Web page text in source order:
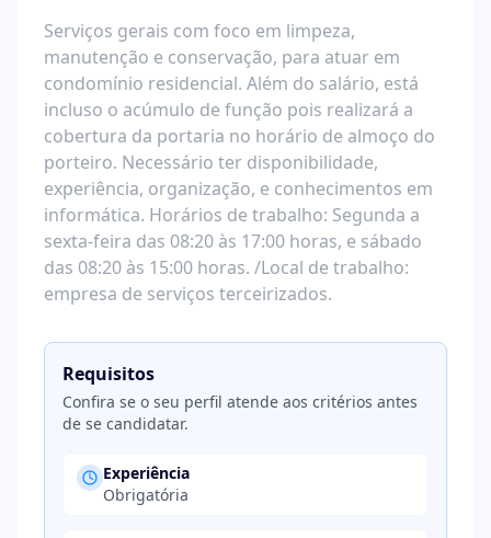
Serviços gerais com foco em limpeza,
manutenção e conservação, para atuar em
condomínio residencial. Além do salário, está
incluso o acúmulo de função pois realizará a
cobertura da portaria no horário de almoço do
porteiro. Necessário ter disponibilidade,
experiência, organização, e conhecimentos em
informática. Horários de trabalho: Segunda a
sexta-feira das 08:20 às 17:00 horas, e sábado
das 08:20 às 15:00 horas. /Local de trabalho:
empresa de serviços terceirizados.
Requisitos
Confira se o seu perfil atende aos critérios antes
de se candidatar.
Experiência
Obrigatória